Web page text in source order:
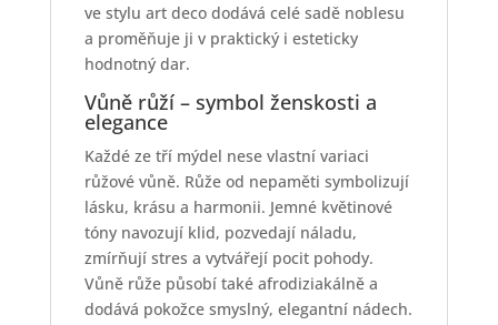
ve stylu art deco dodává celé sadě noblesu
a proměňuje ji v praktický i esteticky
hodnotný dar.
Vůně růží – symbol ženskosti a
elegance
Každé ze tří mýdel nese vlastní variaci
růžové vůně. Růže od nepaměti symbolizují
lásku, krásu a harmonii. Jemné květinové
tóny navozují klid, pozvedají náladu,
zmírňují stres a vytvářejí pocit pohody.
Vůně růže působí také afrodiziakálně a
dodává pokožce smyslný, elegantní nádech.